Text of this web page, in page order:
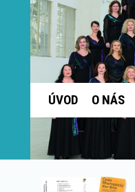
ÚVOD O NÁS